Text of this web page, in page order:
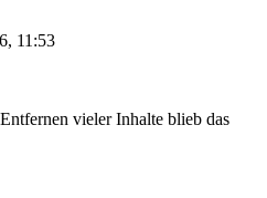
11:53
vieler Inhalte blieb das